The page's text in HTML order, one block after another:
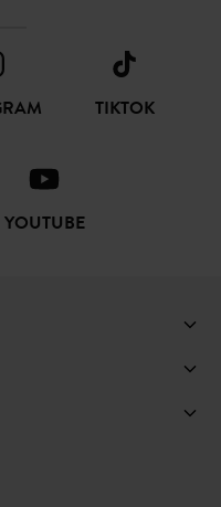
TIKTOK
YOUTUBE